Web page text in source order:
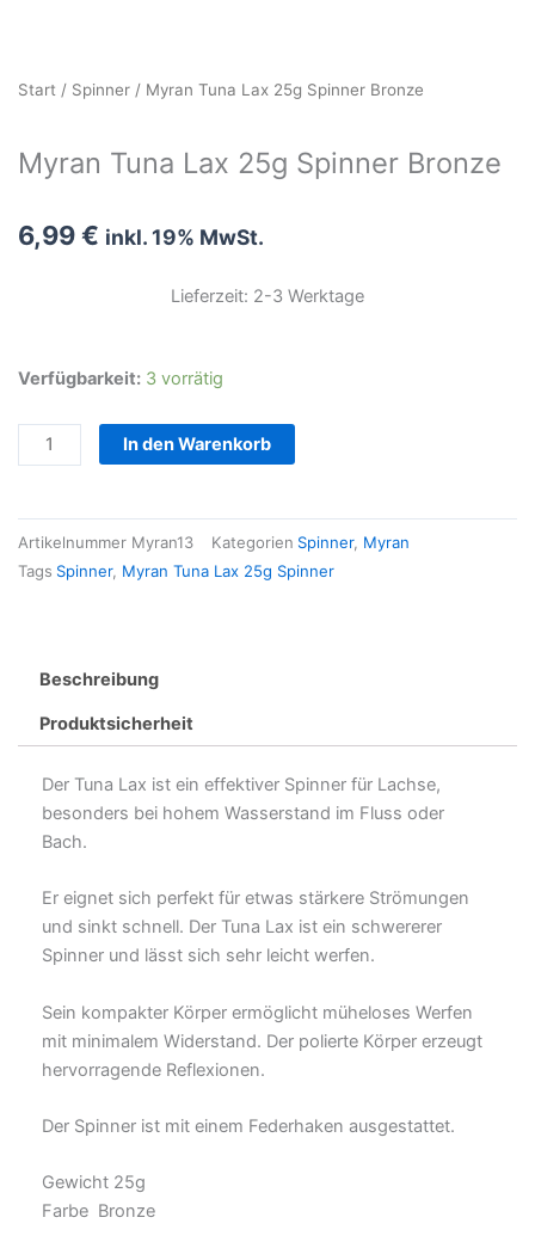
Start / Spinner / Myran Tuna Lax 25g Spinner Bronze
Myran Tuna Lax 25g Spinner Bronze
6,99€ inkl. 19% MwSt.
Lieferzeit: 2-3 Werktage
Verfügbarkeit: 3 vorrätig
Myran
25g
Bronze
Menge
In den Warenkorb
Artikelnummer Myran13 Kategorien Spinner, Myran
Tags Spinner, Myran Tuna Lax 25g Spinner
Beschreibung
Produktsicherheit
Der Tuna Lax ist ein effektiver Spinner für Lachse,
besonders bei hohem Wasserstand im Fluss oder
Bach.
Er eignet sich perfekt für etwas stärkere Strömungen
und sinkt schnell. Der Tuna Lax ist ein schwererer
Spinner und lässt sich sehr leicht werfen.
Sein kompakter Körper ermöglicht müheloses Werfen
mit minimalem Widerstand. Der polierte Körper erzeugt
hervorragende Reflexionen.
Der Spinner ist mit einem Federhaken ausgestattet.
Gewicht 25g
Farbe Bronze